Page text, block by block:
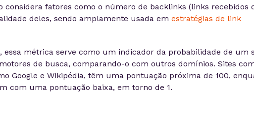
considera fatores como o número de backlinks (links recebidos
deles, sendo amplamente usada em estratégias de link
essa métrica serve como um indicador da probabilidade de um
de busca, comparando-o com outros domínios. Sites
Google e Wikipédia, têm uma pontuação próxima de 100,
com uma pontuação baixa, em torno de 1.